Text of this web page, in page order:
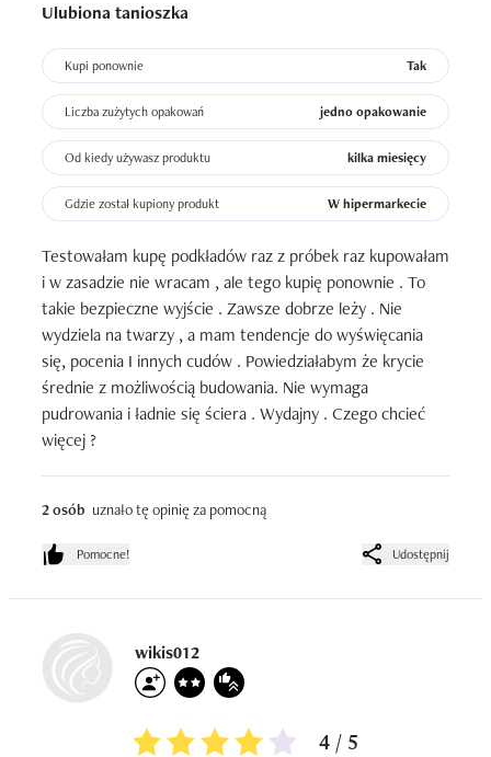
Ulubiona tanioszka
Kupi ponownie Tak
Liczba zużytych opakowań jedno opakowanie
Od kiedy używasz produktu kilka miesięcy
Gdzie został kupiony produkt W hipermarkecie
Testowałam kupę podkładów raz z próbek raz kupowałam
i w zasadzie nie wracam , ale tego kupię ponownie . To
takie bezpieczne wyjście . Zawsze dobrze leży . Nie
wydziela na twarzy , a mam tendencje do wyświęcania
się, pocenia I innych cudów . Powiedziałabym że krycie
średnie z możliwością budowania. Nie wymaga
pudrowania i ładnie się ściera . Wydajny . Czego chcieć
więcej ?
2 osób uznało tę opinię za pomocną
Pomocne! Udostępnij
wikis012
4 / 5